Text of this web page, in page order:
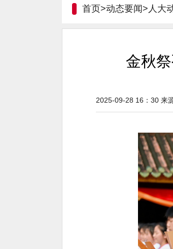
首页>动态要闻> 人大
金秋
2025-09-28 16：30 来